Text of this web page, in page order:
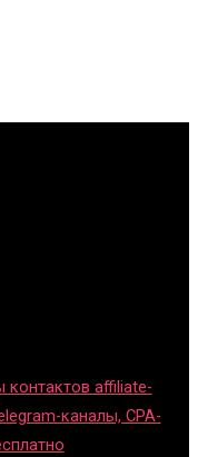
контактов affiliate-
каналы, CPA-